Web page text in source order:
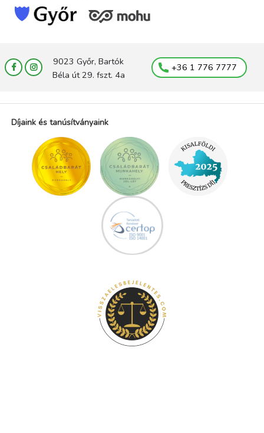
9023 Győr, Bartók
Béla út 29. fszt. 4a
+36 1 776 7777
Díjaink és tanúsítványaink